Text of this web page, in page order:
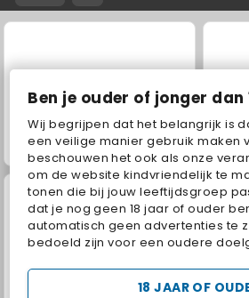
Ben je ouder of jonger dan
Wij begrijpen dat het belangrijk is
een veilige manier gebruik maken
beschouwen het ook als onze
om de website kindvriendelijk te
tonen die bij jouw leeftijdsgroep
dat je nog geen 18 jaar of ouder
automatisch geen advertenties te
bedoeld zijn voor een oudere
18 JAAR OF
Jewel Garden Story